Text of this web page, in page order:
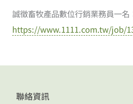
誠徵畜牧產品數位行銷業務員一名
https://www.1111.com.tw/job/
聯絡資訊